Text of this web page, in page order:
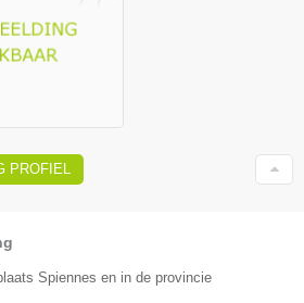
PROFIEL
Spiennes en in de provincie